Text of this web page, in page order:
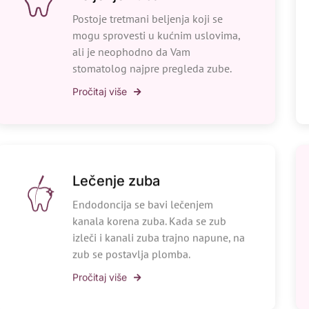
Postoje tretmani beljenja koji se
mogu sprovesti u kućnim uslovima,
ali je neophodno da Vam
stomatolog najpre pregleda zube.
Pročitaj više
Lečenje zuba
Endodoncija se bavi lečenjem
kanala korena zuba. Kada se zub
izleči i kanali zuba trajno napune, na
zub se postavlja plomba.
Pročitaj više